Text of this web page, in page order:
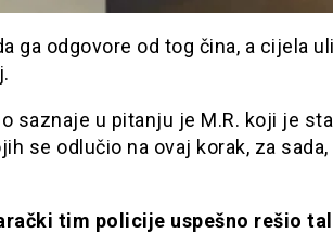
ga odgovore od tog čina, a cijela
saznaje u pitanju je M.R. koji je
se odlučio na ovaj korak, za sada,
tim policije uspešno rešio